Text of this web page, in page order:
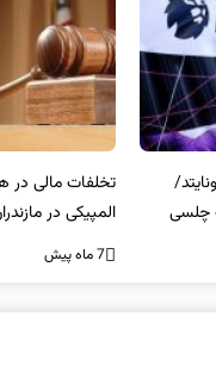
چلسی
تخلفات مالی در
المپیکی در
7 ماه پیش